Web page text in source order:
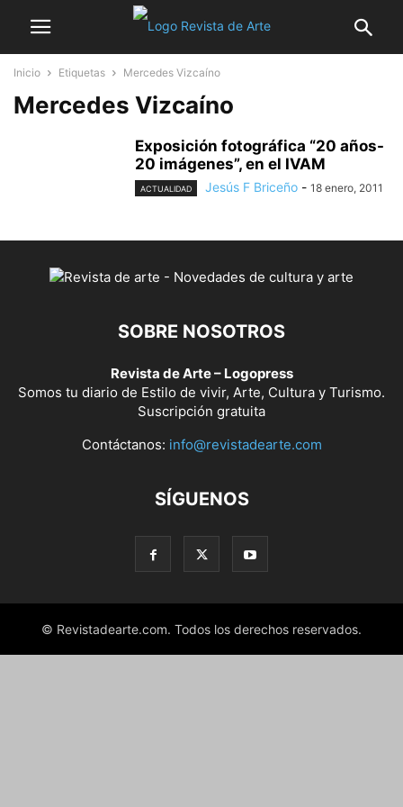
Inicio Etiquetas Mercedes Vizcaíno
Mercedes Vizcaíno
Exposición fotográfica “20 años-
20 imágenes”, en el IVAM
ACTUALIDAD Jesús F Briceño - 18 enero, 2011
SOBRE NOSOTROS
Revista de Arte – Logopress
Somos tu diario de Estilo de vivir, Arte, Cultura y Turismo.
Suscripción gratuita
Contáctanos: info@revistadearte.com
SÍGUENOS
© Revistadearte.com. Todos los derechos reservados.